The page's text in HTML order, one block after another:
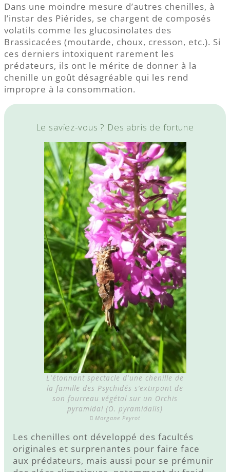
Dans une moindre mesure d’autres chenilles, à
l’instar des Piérides, se chargent de composés
volatils comme les glucosinolates des
Brassicacées (moutarde, choux, cresson, etc.). Si
ces derniers intoxiquent rarement les
prédateurs, ils ont le mérite de donner à la
chenille un goût désagréable qui les rend
impropre à la consommation.
Le saviez-vous ? Des abris de fortune
L'étonnant spectacle d'une chenille de
la famille des Psychidés s’extirpant de
son fourreau végétal sur un Orchis
pyramidal (O. pyramidalis)
Morgane Peyrot
Les chenilles ont développé des facultés
originales et surprenantes pour faire face
aux prédateurs, mais aussi pour se prémunir